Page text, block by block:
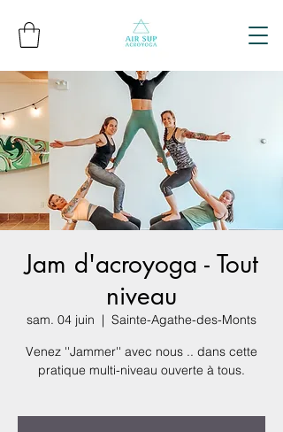
Jam d'acroyoga - Tout
niveau
sam. 04 juin
  |
Sainte-Agathe-des-Monts
Venez ''Jammer'' avec nous .. dans cette
pratique multi-niveau ouverte à tous.